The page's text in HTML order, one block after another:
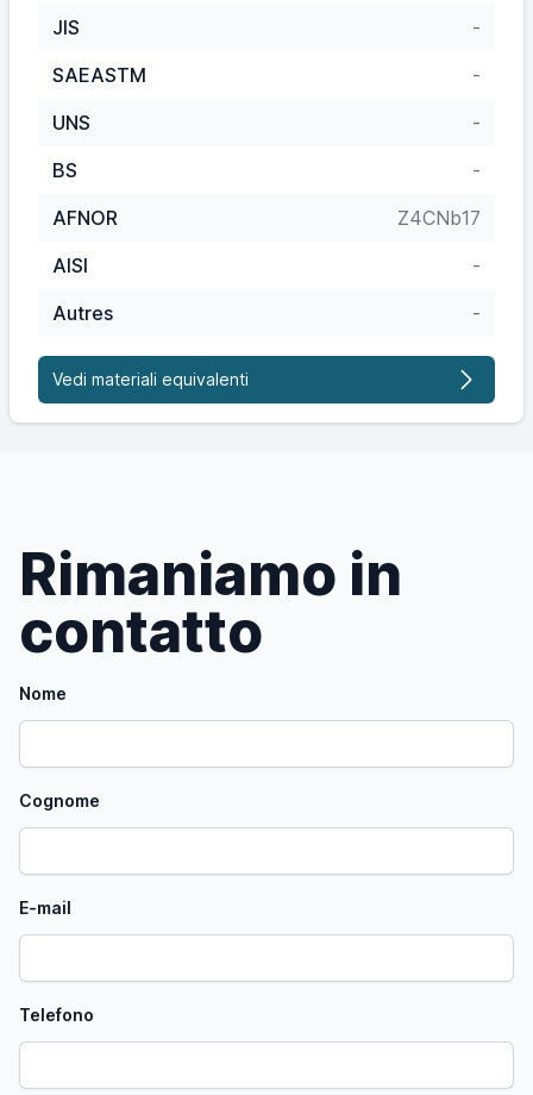
JIS
-
SAEASTM
-
UNS
-
BS
-
AFNOR
Z4CNb17
AISI
-
Autres
-
Vedi materiali equivalenti
Rimaniamo in
contatto
Nome
Cognome
E-mail
Telefono